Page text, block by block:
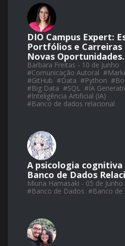
DIO Campus Expert:
Portfólios e
Novas Oportunidades.
Barbara Freitas - 10 de Junho
#Comunicação Autoral #
#GitHub #Data #Python #
#Big Data #SQL #IA
#Inteligência Artificial (IA)
#Banco de dados relacional
A psicologia
Banco de Dados
Miuna Hamasaki - 05 de Junho
#Banco de Dados #Banco de